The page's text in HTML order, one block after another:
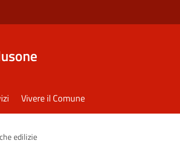
Vivere il Comune
edilizie